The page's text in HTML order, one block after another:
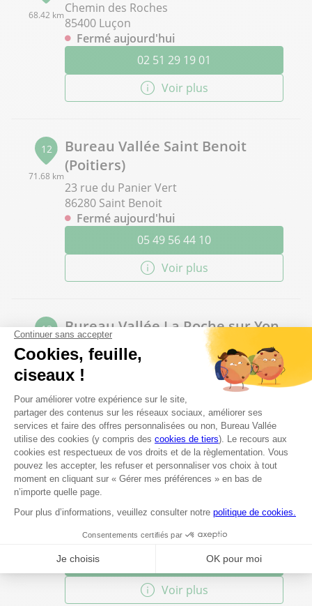
68.42 kmChemin des Roches
85400 Luçon
Fermé aujourd'hui
02 51 29 19 01
Voir plus
12
71.68 km
Bureau Vallée Saint Benoit
(Poitiers)
23 rue du Panier Vert
86280 Saint Benoit
Fermé aujourd'hui
05 49 56 44 10
Voir plus
13
75.57 km
Bureau Vallée La Roche sur Yon
55, avenue Yitzhak Rabin
85000 La Roche sur Yon
Fermé aujourd'hui
02 51 36 37 00
Voir plus
14
78.37 km
Bureau Vallée Ancenis
79 rue des Lauriers Espace 23 Sud
Fermé aujourd'hui
02 55 08 00 15
Voir plus